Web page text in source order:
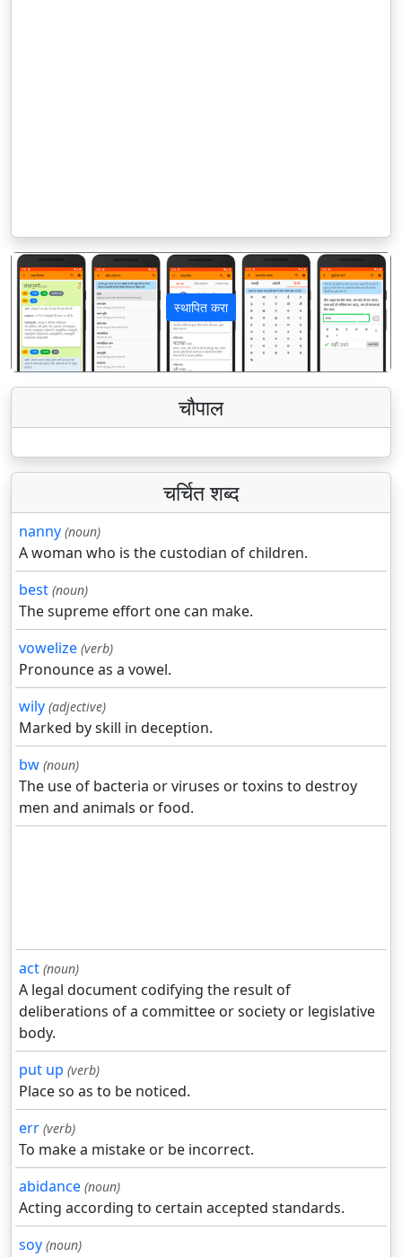
स्थापित करा
पिछला अगला
चौपाल
चर्चित शब्द
nanny (noun)
A woman who is the custodian of children.
best (noun)
The supreme effort one can make.
vowelize (verb)
Pronounce as a vowel.
wily (adjective)
Marked by skill in deception.
bw (noun)
The use of bacteria or viruses or toxins to destroy
men and animals or food.
act (noun)
A legal document codifying the result of
deliberations of a committee or society or legislative
body.
put up (verb)
Place so as to be noticed.
err (verb)
To make a mistake or be incorrect.
abidance (noun)
Acting according to certain accepted standards.
soy (noun)